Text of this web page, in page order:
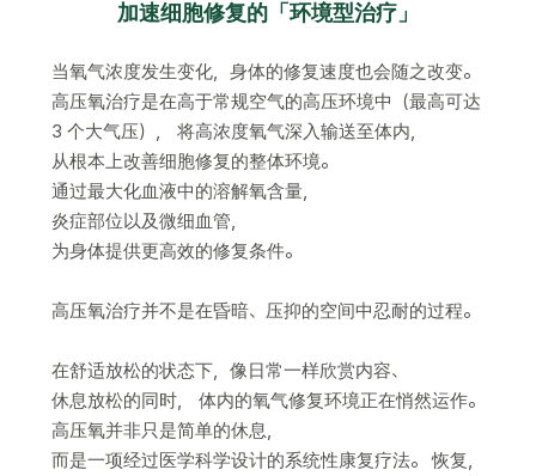
加速细胞修复的「环境型治疗」
当氧气浓度发生变化，身体的修复速度也会随之改变。
高压氧治疗是在高于常规空气的高压环境中（最高可达
3 个大气压）， 将高浓度氧气深入输送至体内，
从根本上改善细胞修复的整体环境。
通过最大化血液中的溶解氧含量，
炎症部位以及微细血管，
为身体提供更高效的修复条件。
高压氧治疗并不是在昏暗、压抑的空间中忍耐的过程。
在舒适放松的状态下，像日常一样欣赏内容、
休息放松的同时， 体内的氧气修复环境正在悄然运作。
高压氧并非只是简单的休息，
而是一项经过医学科学设计的系统性康复疗法。 恢复，